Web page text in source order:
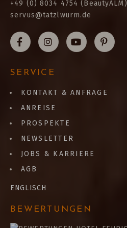
+49 (0) 8034 4754 (BeautyALM)
servus@tatzlwurm.de
SERVICE
KONTAKT & ANFRAGE
ANREISE
PROSPEKTE
NEWSLETTER
JOBS & KARRIERE
AGB
ENGLISCH
BEWERTUNGEN